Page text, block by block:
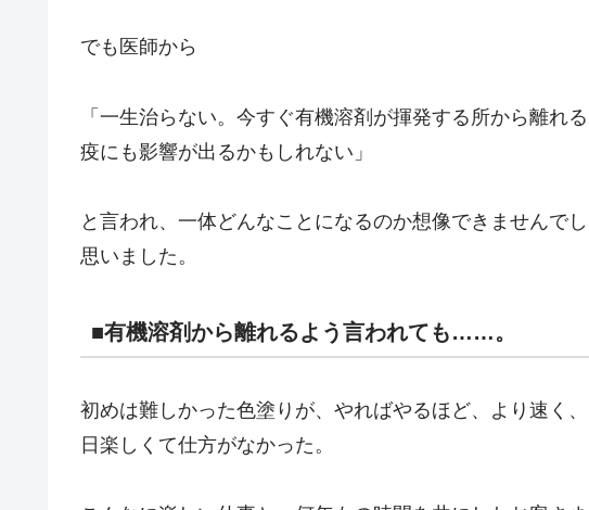
でも医師から
「一生治らない。今すぐ有機溶剤が揮発する所から離れ
疫にも影響が出るかもしれない」
と言われ、一体どんなことになるのか想像できませんで
思いました。
■有機溶剤から離れるよう言われても……。
初めは難しかった色塗りが、やればやるほど、より速く
日楽しくて仕方がなかった。